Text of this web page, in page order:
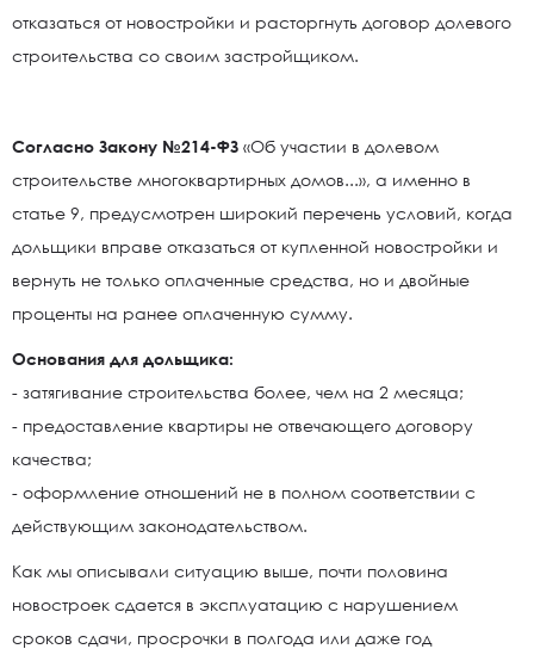
отказаться от новостройки и расторгнуть договор долевого
строительства со своим застройщиком.
Согласно Закону №214-ФЗ «Об участии в долевом
строительстве многоквартирных домов...», а именно в
статье 9, предусмотрен широкий перечень условий, когда
дольщики вправе отказаться от купленной новостройки и
вернуть не только оплаченные средства, но и двойные
проценты на ранее оплаченную сумму.
Основания для дольщика:
- затягивание строительства более, чем на 2 месяца;
- предоставление квартиры не отвечающего договору
качества;
- оформление отношений не в полном соответствии с
действующим законодательством.
Как мы описывали ситуацию выше, почти половина
новостроек сдается в эксплуатацию с нарушением
сроков сдачи, просрочки в полгода или даже год